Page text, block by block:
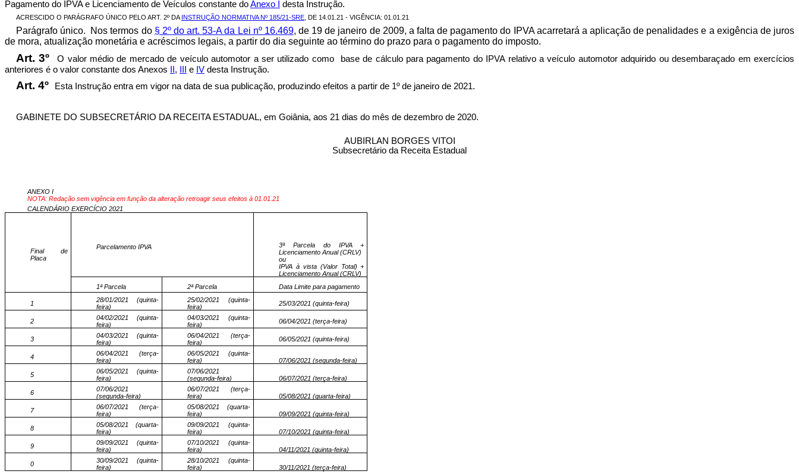
Pagamento do IPVA e Licenciamento de Veículos constante doAnexo I desta Instrução.
ACRESCIDO O PARÁGRAFO ÚNICO PELO ART. 2º DA INSTRUÇÃO NORMATIVA Nº 185/21-SRE, DE 14.01.21 - VIGÊNCIA: 01.01.21
Parágrafo único. Nos termos do § 2º do art. 53-A da Lei nº 16.469, de 19 de janeiro de 2009, a falta de pagamento do IPVA acarretará a aplicação de penalidades e a exigência de juros
de mora, atualização monetária e acréscimos legais, a partir do dia seguinte ao término do prazo para o pagamento do imposto.
Art. 3º O valor médio de mercado de veículo automotor a ser utilizado como
base de cálculo para pagamento do IPVA relativo a veículo automotor adquirido ou desembaraçado em exercícios
anteriores é o valor constante dos Anexos
, e IV desta Instrução.
Art. 4º Esta Instrução entra em vigor na data de sua publicação, produzindo efeitos a partir de 1º de janeiro de 2021.
GABINETE DO SUBSECRETÁRIO DA RECEITA ESTADUAL, em Goiânia, aos 21 dias do mês de dezembrode 2020.
AUBIRLAN BORGES VITOI
Subsecretário da Receita Estadual
ANEXO I
NOTA: Redação sem vigência em função da alteração retroagir seus efeitos à 01.01.21
CALENDÁRIO EXERCÍCIO 2021
Final de
Placa
Parcelamento IPVA
3ª Parcela do IPVA +
Licenciamento Anual (CRLV)
ou
IPVA à vista (Valor Total) +
Licenciamento Anual (CRLV)
1ª Parcela
2ª Parcela Data Limite para pagamento
1
28/01/2021 (quinta-
feira)
25/02/2021 (quinta-
feira)
25/03/2021 (quinta-feira)
2
04/02/2021 (quinta-
feira)
04/03/2021 (quinta-
feira)
06/04/2021 (terça-feira)
3
04/03/2021 (quinta-
feira)
06/04/2021 (terça-
feira)
06/05/2021 (quinta-feira)
4
06/04/2021 (terça-
feira)
06/05/2021 (quinta-
feira)
07/06/2021 (segunda-feira)
5
06/05/2021 (quinta-
feira)
07/06/2021
(segunda-feira)
06/07/2021 (terça-feira)
6
07/06/2021
(segunda-feira)
06/07/2021 (terça-
feira)
05/08/2021 (quarta-feira)
7
06/07/2021 (terça-
feira)
05/08/2021 (quarta-
feira)
09/09/2021 (quinta-feira)
8
05/08/2021 (quarta-
feira)
09/09/2021 (quinta-
feira)
07/10/2021 (quinta-feira)
9
09/09/2021 (quinta-
feira)
07/10/2021 (quinta-
feira)
04/11/2021 (quinta-feira)
0
30/09/2021 (quinta-
feira)
28/10/2021 (quinta-
feira)
30/11/2021 (terça-feira)